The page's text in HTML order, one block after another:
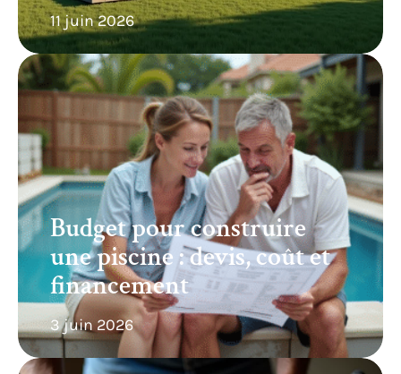
11 juin 2026
Budget pour construire
une piscine : devis, coût et
financement
3 juin 2026